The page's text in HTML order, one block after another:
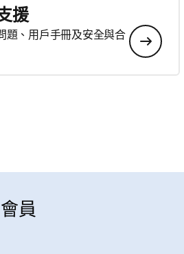
援
題、用戶手冊及安全與合
員